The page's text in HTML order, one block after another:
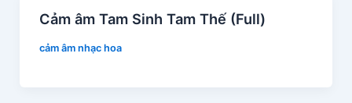
Cảm âm Tam Sinh Tam Thế (Full)
cảm âm nhạc hoa